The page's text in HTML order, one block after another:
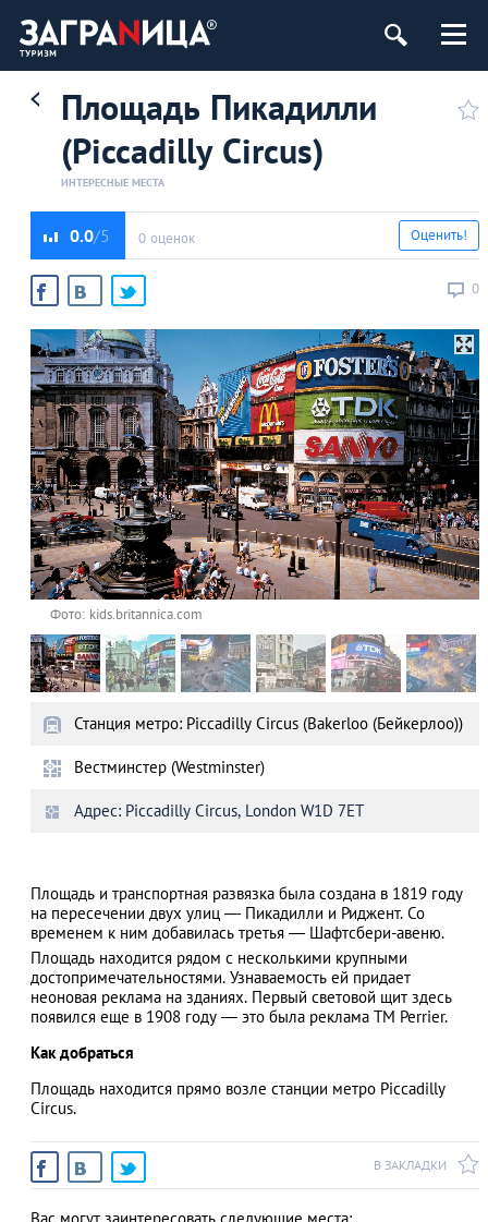
Площадь Пикадилли
(Piccadilly Circus)
ИНТЕРЕСНЫЕ МЕСТА
0.0 0 оценок
0
Оценить!
Фото: kids.britannica.com
Станция метро: Piccadilly Circus (Bakerloo (Бейкерлоо))
Вестминстер (Westminster)
Адрес: Piccadilly Circus, London W1D 7ET
Площадь и транспортная развязка была создана в 1819 году
на пересечении двух улиц ― Пикадилли и Риджент. Со
временем к ним добавилась третья ― Шафтсбери-авеню.
Площадь находится рядом с несколькими крупными
достопримечательностями. Узнаваемость ей придает
неоновая реклама на зданиях. Первый световой щит здесь
появился еще в 1908 году ― это была реклама ТМ Perrier.
Как добраться
Площадь находится прямо возле станции метро Piccadilly
Circus.
В ЗАКЛАДКИ